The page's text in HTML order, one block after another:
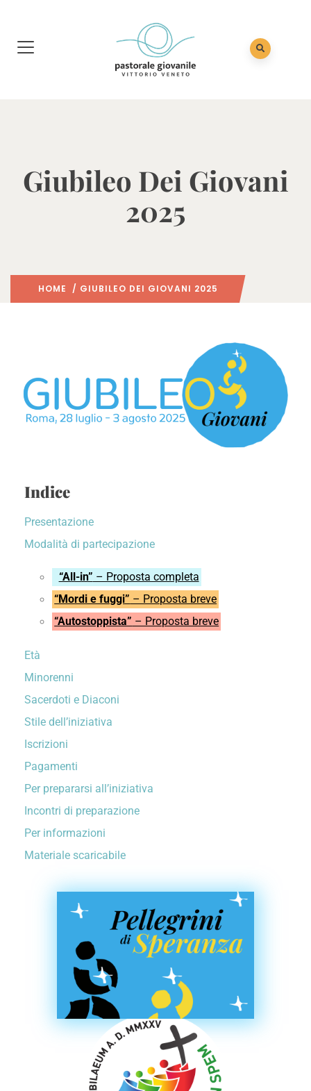
Giubileo Dei Giovani
2025
HOME / GIUBILEO DEI GIOVANI 2025
Indice
Presentazione
Modalità di partecipazione
“All-in” – Proposta completa
“Mordi e fuggi” – Proposta breve
“Autostoppista” – Proposta breve
Età
Minorenni
Sacerdoti e Diaconi
Stile dell’iniziativa
Iscrizioni
Pagamenti
Per prepararsi all’iniziativa
Incontri di preparazione
Per informazioni
Materiale scaricabile